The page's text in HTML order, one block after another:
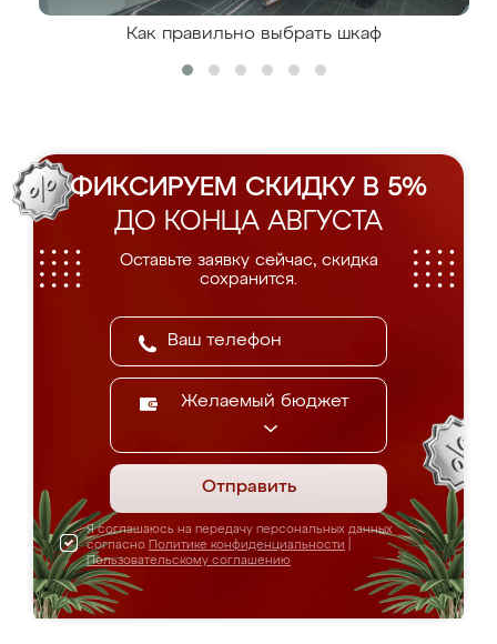
Как правильно выбрать шкаф
ФИКСИРУЕМ СКИДКУ В 5%
ДО КОНЦА АВГУСТА
Оставьте заявку сейчас, скидка
сохранится.
Желаемый бюджет
Отправить
Я соглашаюсь на передачу персональных данных
согласно Политике конфиденциальности
Пользовательскому соглашению